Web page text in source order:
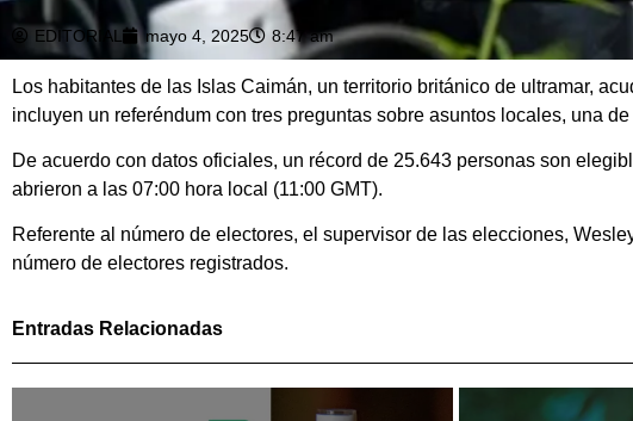
EDITORIAL mayo 4, 2025 8:47 am
Los habitantes de las Islas Caimán, un territorio británico de ultramar,
incluyen un referéndum con tres preguntas sobre asuntos locales, una
De acuerdo con datos oficiales, un récord de 25.643 personas son
abrieron a las 07:00 hora local (11:00 GMT).
Referente al número de electores, el supervisor de las elecciones,
número de electores registrados.
Entradas Relacionadas